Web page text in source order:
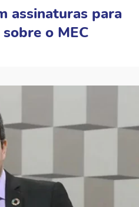
assinaturas para
o MEC